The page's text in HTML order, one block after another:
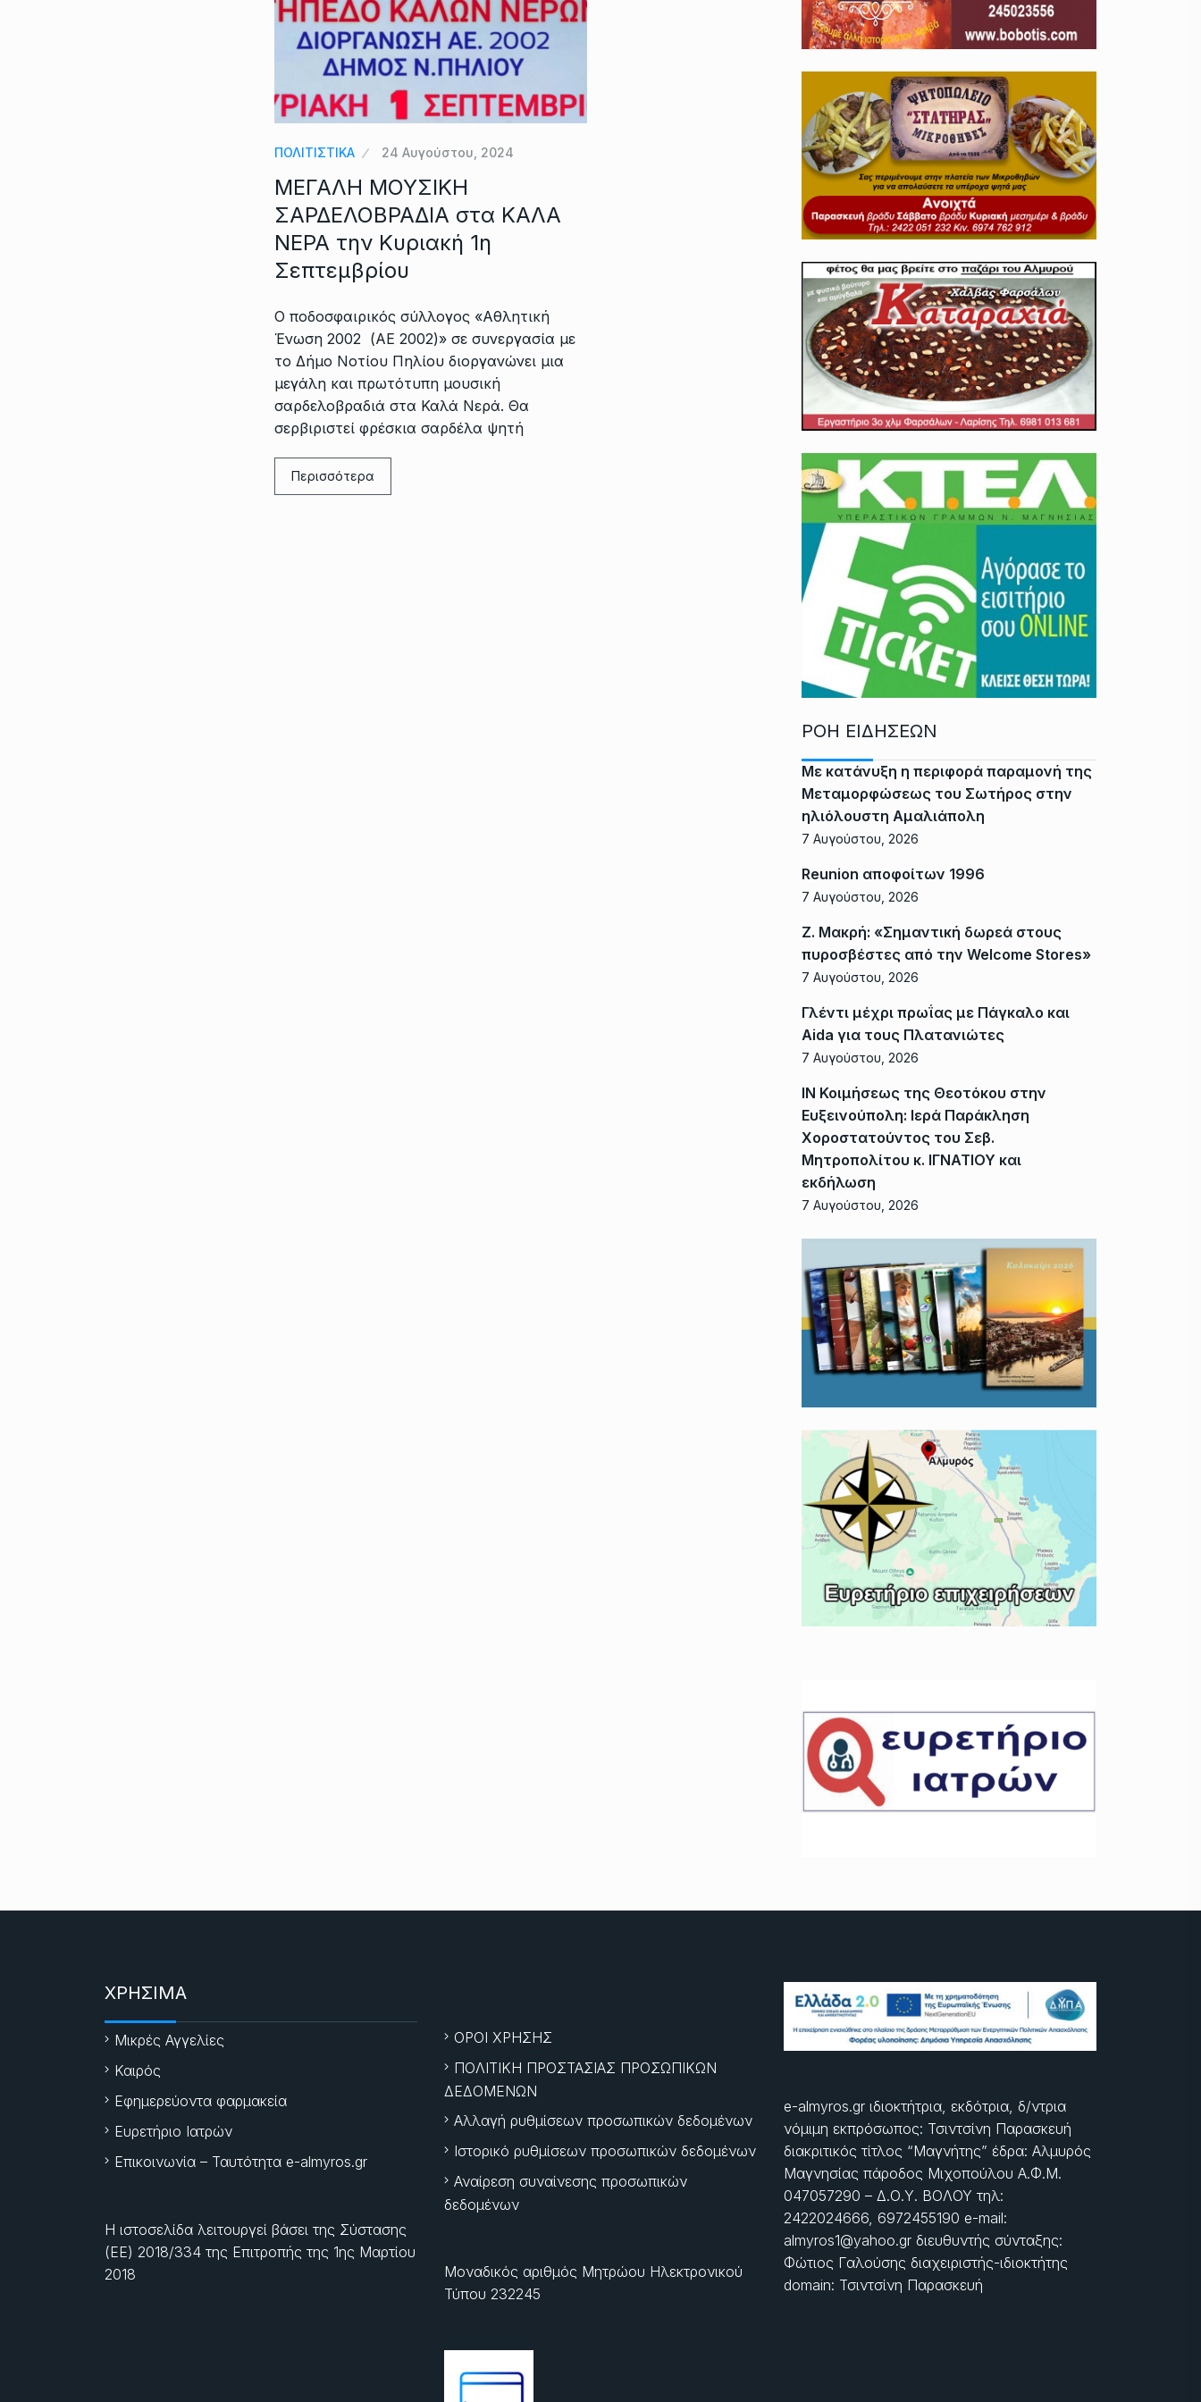
ΠΟΛΙΤΙΣΤΙΚΑ 24 Αυγούστου, 2024
ΜΕΓΑΛΗ ΜΟΥΣΙΚΗ
ΣΑΡΔΕΛΟΒΡΑΔΙΑ στα ΚΑΛΑ
ΝΕΡΑ την Κυριακή 1η
Σεπτεμβρίου
Ο ποδοσφαιρικός σύλλογος «Αθλητική
Ένωση 2002 (AE 2002)» σε συνεργασία με
το Δήμο Νοτίου Πηλίου διοργανώνει μια
μεγάλη και πρωτότυπη μουσική
σαρδελοβραδιά στα Καλά Νερά. Θα
σερβιριστεί φρέσκια σαρδέλα ψητή
Περισσότερα
ΡΟΗ ΕΙΔΗΣΕΩΝ
Με κατάνυξη η περιφορά παραμονή της
Μεταμορφώσεως του Σωτήρος στην
ηλιόλουστη Αμαλιάπολη
7 Αυγούστου, 2026
Reunion αποφοίτων 1996
7 Αυγούστου, 2026
Ζ. Μακρή: «Σημαντική δωρεά στους
πυροσβέστες από την Welcome Stores»
7 Αυγούστου, 2026
Γλέντι μέχρι πρωΐας με Πάγκαλο και
Aida για τους Πλατανιώτες
7 Αυγούστου, 2026
ΙΝ Κοιμήσεως της Θεοτόκου στην
Ευξεινούπολη: Ιερά Παράκληση
Χοροστατούντος του Σεβ.
Μητροπολίτου κ. ΙΓΝΑΤΙΟΥ και
εκδήλωση
7 Αυγούστου, 2026
ΧΡΗΣΙΜΑ
Μικρές Αγγελίες
Καιρός
Εφημερεύοντα φαρμακεία
Ευρετήριο Ιατρών
Επικοινωνία – Ταυτότητα e-almyros.gr
Η ιστοσελίδα λειτουργεί βάσει της Σύστασης
(ΕΕ) 2018/334 της Επιτροπής της 1ης Μαρτίου
2018
ΟΡΟΙ ΧΡΗΣΗΣ
ΠΟΛΙΤΙΚΗ ΠΡΟΣΤΑΣΙΑΣ ΠΡΟΣΩΠΙΚΩΝ
ΔΕΔΟΜΕΝΩΝ
Αλλαγή ρυθμίσεων προσωπικών δεδομένων
Ιστορικό ρυθμίσεων προσωπικών δεδομένων
Αναίρεση συναίνεσης προσωπικών
δεδομένων
Μοναδικός αριθμός Μητρώου Ηλεκτρονικού
Τύπου 232245
e-almyros.gr ιδιοκτήτρια, εκδότρια, δ/ντρια
νόμιμη εκπρόσωπος: Τσιντσίνη Παρασκευή
διακριτικός τίτλος “Μαγνήτης” έδρα: Αλμυρός
Μαγνησίας πάροδος Μιχοπούλου Α.Φ.Μ.
047057290 – Δ.Ο.Υ. ΒΟΛΟΥ τηλ:
2422024666, 6972455190 e-mail:
almyros1@yahoo.gr διευθυντής σύνταξης:
Φώτιος Γαλούσης διαχειριστής-ιδιοκτήτης
domain: Τσιντσίνη Παρασκευή